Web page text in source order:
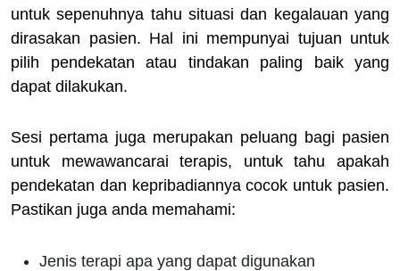
untuk sepenuhnya tahu situasi dan kegalauan yang
dirasakan pasien. Hal ini mempunyai tujuan untuk
pilih pendekatan atau tindakan paling baik yang
dapat dilakukan.
Sesi pertama juga merupakan peluang bagi pasien
untuk mewawancarai terapis, untuk tahu apakah
pendekatan dan kepribadiannya cocok untuk pasien.
Pastikan juga anda memahami:
Jenis terapi apa yang dapat digunakan